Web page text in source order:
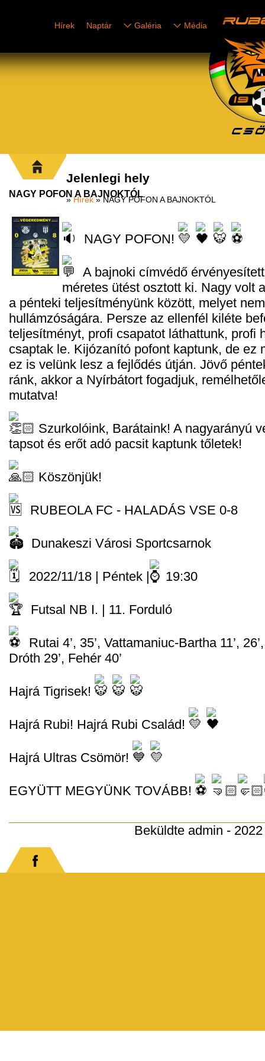
Hírek Naptár Galéria Média
Jelenlegi hely
»Hírek» NAGY POFON A BAJNOKTÓL
NAGY POFON A BAJNOKTÓL
NAGY POFON!
A bajnoki címvédő
méretes ütést osztott ki. Nagy volt
a pénteki teljesítményünk között, melyet
hullámzóságára. Persze az ellenfél kiléte
teljesítményt, profi csapatot láthattunk, profi
csaptak le. Kijózanító pofont kaptunk, de ez
ez is velünk lesz a fejlődés útján. Jövő
ránk, akkor a Nyírbátort fogadjuk,
mutatva!
Szurkolóink, Barátaink! A nagyarányú
tapsot és erőt adó pacsit kaptunk tőletek!
Köszönjük!
RUBEOLA FC - HALADÁS VSE 0-8
Dunakeszi Városi Sportcsarnok
2022/11/18 | Péntek | 19:30
Futsal NB I. | 11. Forduló
Rutai 4’, 35’, Vattamaniuc-Bartha 11’,
Dróth 29’, Fehér 40’
Hajrá Tigrisek!
Hajrá Rubi! Hajrá Rubi Család!
Hajrá Ultras Csömör!
EGYÜTT MEGYÜNK TOVÁBB!
Beküldte admin -